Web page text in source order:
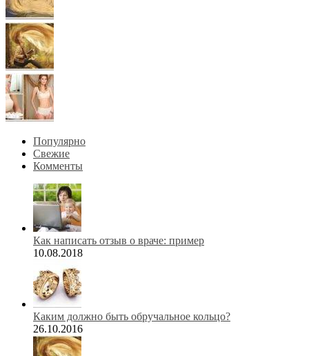
Популярно
Свежие
Комменты
Как написать отзыв о враче: пример
10.08.2018
Каким должно быть обручальное кольцо?
26.10.2016